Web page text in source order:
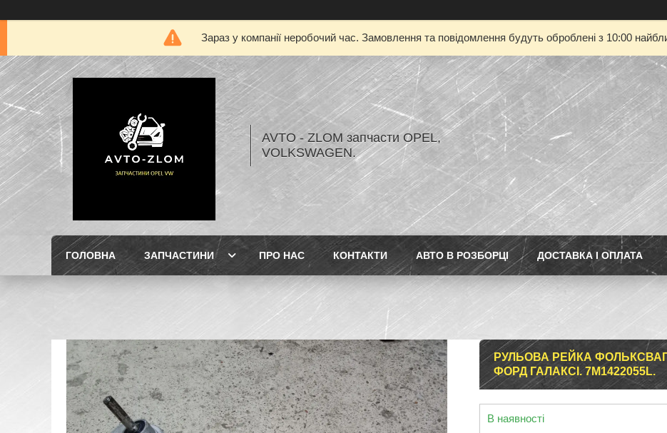
Зараз у компанії неробочий час. Замовлення та повідомлення будуть оброблені з 10:00
AVTO - ZLOM запчасти OPEL,
VOLKSWAGEN.
ГОЛОВНА ЗАПЧАСТИНИ ПРО НАС КОНТАКТИ АВТО В РОЗБОРЦІ ДОСТАВКА І ОПЛАТА
РУЛЬОВА РЕЙКА
ФОРД ГАЛАКСІ. 7M1422055L.
В наявності